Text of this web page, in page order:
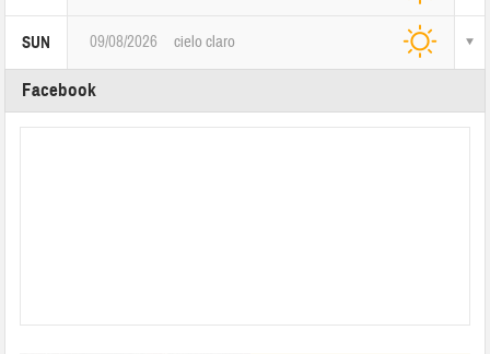
SUN 09/08/2026 cielo claro
Facebook